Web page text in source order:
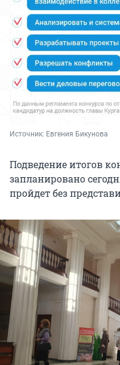
Источник: Евгения Бикунова
Подведение итогов
запланировано
пройдет без